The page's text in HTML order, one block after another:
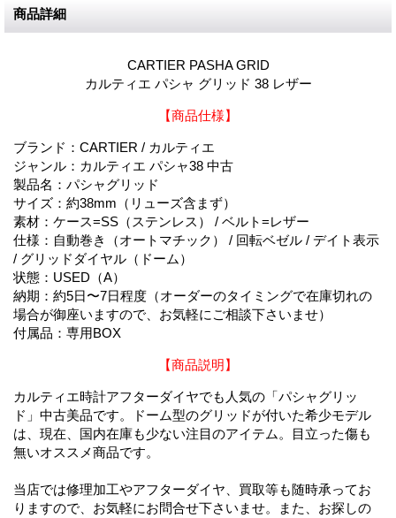
商品詳細
CARTIER PASHA GRID
カルティエ パシャ グリッド 38 レザー
【商品仕様】
ブランド：CARTIER / カルティエ
ジャンル：カルティエ パシャ38 中古
製品名：パシャグリッド
サイズ：約38mm（リューズ含まず）
素材：ケース=SS（ステンレス） / ベルト=レザー
仕様：自動巻き（オートマチック） / 回転ベゼル / デイト表示
/ グリッドダイヤル（ドーム）
状態：USED（A）
納期：約5日〜7日程度（オーダーのタイミングで在庫切れの
場合が御座いますので、お気軽にご相談下さいませ）
付属品：専用BOX
【商品説明】
カルティエ時計アフターダイヤでも人気の「パシャグリッ
ド」中古美品です。ドーム型のグリッドが付いた希少モデル
は、現在、国内在庫も少ない注目のアイテム。目立った傷も
無いオススメ商品です。
当店では修理加工やアフターダイヤ、買取等も随時承ってお
りますので、お気軽にお問合せ下さいませ。また、お探しの